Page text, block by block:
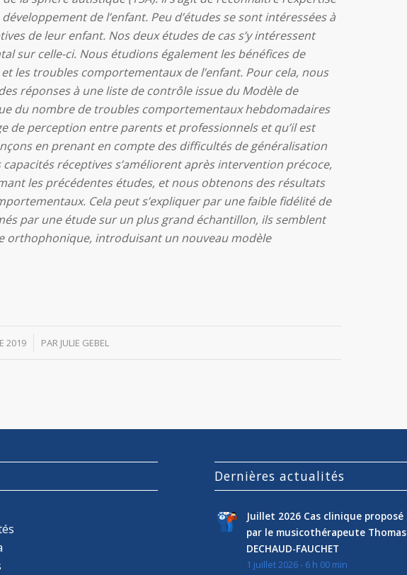
de l’enfant. Peu d’études se sont intéressées à
de leur enfant. Nos deux études de cas s’y intéressent
sur celle-ci. Nous étudions également les bénéfices de
les troubles comportementaux de l’enfant. Pour cela, nous
réponses à une liste de contrôle issue du Modèle de
du nombre de troubles comportementaux hebdomadaires
de perception entre parents et professionnels et qu’il est
en prenant en compte des difficultés de généralisation
capacités réceptives s’améliorent après intervention précoce,
les précédentes études, et nous obtenons des résultats
Cela peut s’expliquer par une faible fidélité de
par une étude sur un plus grand échantillon, ils semblent
orthophonique, introduisant un nouveau modèle
2019 PAR JULIE GEBEL
Dernières actualités
Juillet 2026 Cas clinique proposé
par le musicothérapeute Thomas
DECHAUD-FAUCHET
1 juillet 2026 - 6 h 00 min